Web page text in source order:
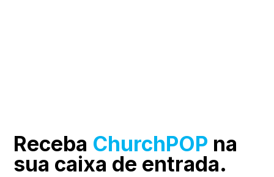
Receba ChurchPOP na
sua caixa de entrada.